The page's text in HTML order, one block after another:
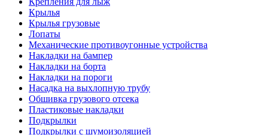
Крылья
Крылья грузовые
Лопаты
Механические противоугонные устройства
Накладки на бампер
Накладки на борта
Накладки на пороги
Насадка на выхлопную трубу
Обшивка грузового отсека
Пластиковые накладки
Подкрылки
Подкрылки с шумоизоляцией